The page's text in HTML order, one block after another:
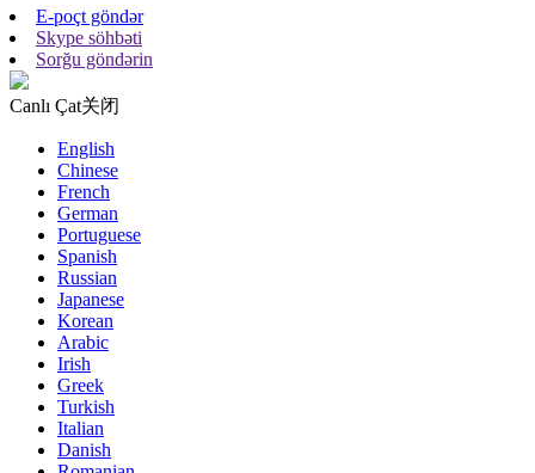
E-poçt göndər
Skype söhbəti
Sorğu göndərin
Canlı Çat关闭
English
Chinese
French
German
Portuguese
Spanish
Russian
Japanese
Korean
Arabic
Irish
Greek
Turkish
Italian
Danish